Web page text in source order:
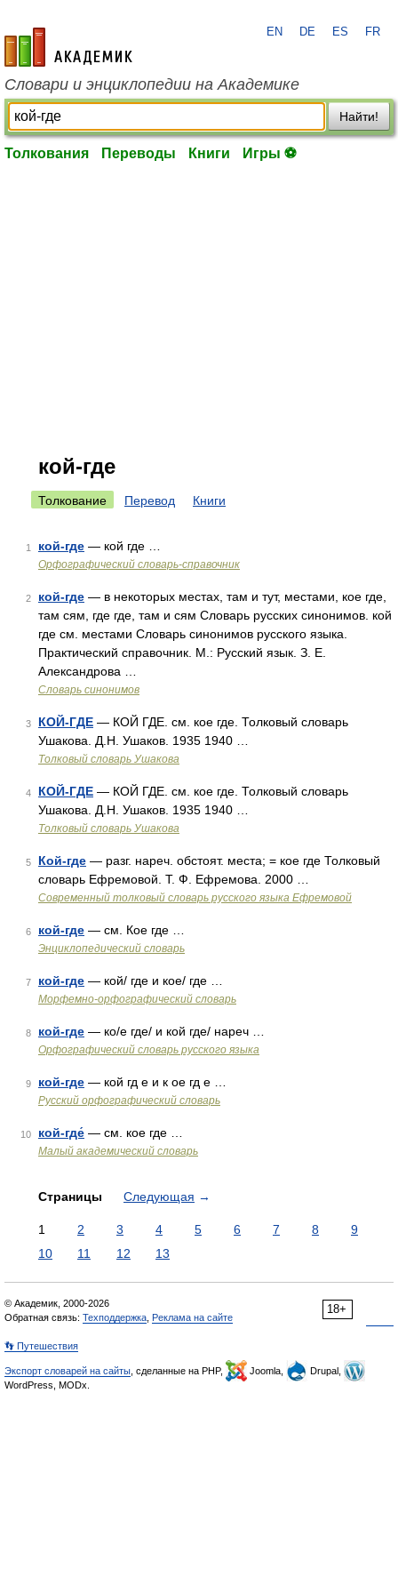
academic.ru
EN DE ES FR
Словари и энциклопедии на Академике
Найти!
Толкования Переводы Книги Игры ⚽
кой-где
Толкование Перевод Книги
1 кой-где — кой где …
Орфографический словарь-справочник
2 кой-где — в некоторых местах, там и тут, местами, кое где,
там сям, где где, там и сям Словарь русских синонимов. кой
где см. местами Словарь синонимов русского языка.
Практический справочник. М.: Русский язык. З. Е.
Александрова …
Словарь синонимов
3 КОЙ-ГДЕ — КОЙ ГДЕ. см. кое где. Толковый словарь
Ушакова. Д.Н. Ушаков. 1935 1940 …
Толковый словарь Ушакова
4 КОЙ-ГДЕ — КОЙ ГДЕ. см. кое где. Толковый словарь
Ушакова. Д.Н. Ушаков. 1935 1940 …
Толковый словарь Ушакова
5 Кой-где — разг. нареч. обстоят. места; = кое где Толковый
словарь Ефремовой. Т. Ф. Ефремова. 2000 …
Современный толковый словарь русского языка Ефремовой
6 кой-где — см. Кое где …
Энциклопедический словарь
7 кой-где — кой/ где и кое/ где …
Морфемно-орфографический словарь
8 кой-где — ко/е где/ и кой где/ нареч …
Орфографический словарь русского языка
9 кой-где — кой гд е и к ое гд е …
Русский орфографический словарь
10 кой-где́ — см. кое где …
Малый академический словарь
Страницы Следующая →
1 2 3 4 5 6 7 8
9
10
11 12 13
18+
© Академик, 2000-2026
Обратная связь: Техподдержка Реклама на сайте
👣 Путешествия
Экспорт словарей на сайты , сделанные на PHP, Joomla,
Drupal,
WordPress, MODx.